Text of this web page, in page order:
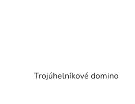
Trojúhelníkové domino